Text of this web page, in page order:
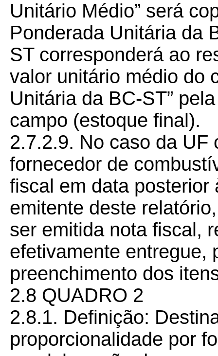
Unitário Médio” será
Ponderada Unitária da
ST corresponderá ao
valor unitário médio do
Unitária da BC-ST”
campo (estoque final).
2.7.2.9. No caso da UF
fornecedor de
fiscal em data posterior
emitente deste
ser emitida nota fiscal,
efetivamente entregue,
preenchimento dos
2.8 QUADRO 2
2.8.1. Definição:
proporcionalidade por